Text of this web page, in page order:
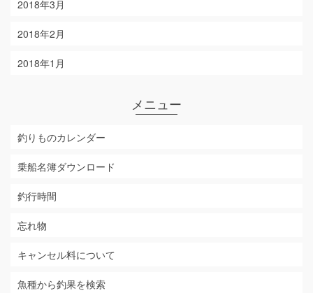
2018年3月
2018年2月
2018年1月
メニュー
釣りものカレンダー
乗船名簿ダウンロード
釣行時間
忘れ物
キャンセル料について
魚種から釣果を検索